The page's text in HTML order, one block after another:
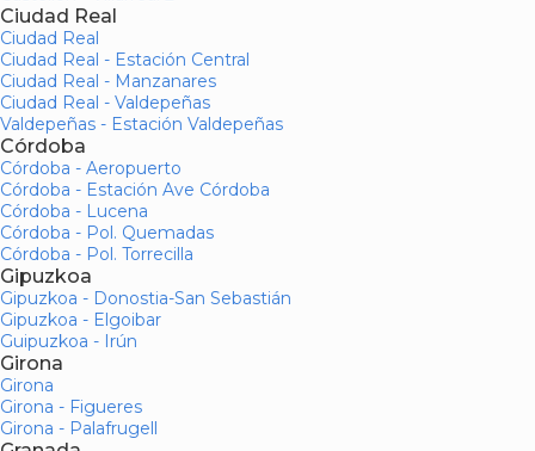
Ciudad Real
Ciudad Real
Ciudad Real - Estación Central
Ciudad Real - Manzanares
Ciudad Real - Valdepeñas
Valdepeñas - Estación Valdepeñas
Córdoba
Córdoba - Aeropuerto
Córdoba - Estación Ave Córdoba
Córdoba - Lucena
Córdoba - Pol. Quemadas
Córdoba - Pol. Torrecilla
Gipuzkoa
Gipuzkoa - Donostia-San Sebastián
Gipuzkoa - Elgoibar
Guipuzkoa - Irún
Girona
Girona
Girona - Figueres
Girona - Palafrugell